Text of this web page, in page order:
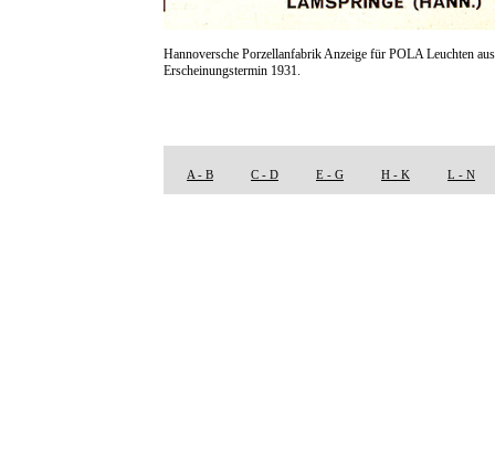
Hannoversche Porzellanfabrik Anzeige für POLA Leuchten
Erscheinungstermin 1931.
A - B C - D E - G H - K L - N